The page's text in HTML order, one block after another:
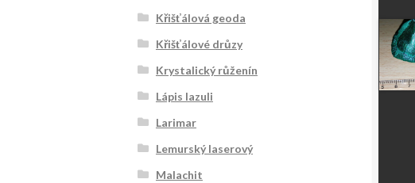
Křišťálová geoda
Křišťálové drůzy
Krystalický růženín
Lápis lazuli
Larimar
Lemurský laserový
Malachit